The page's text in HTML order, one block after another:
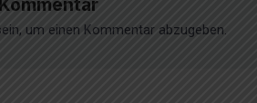
um einen Kommentar abzugeben.